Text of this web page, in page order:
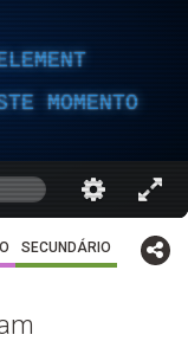
MOMENTO
SECUNDÁRIO